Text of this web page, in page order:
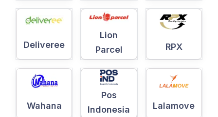
Deliveree
Lion
Parcel
RPX
Wahana
Pos
Indonesia
Lalamove